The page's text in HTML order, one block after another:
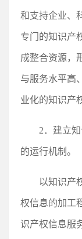
和支持企业、
专门的知识产
成整合资源，
与服务水平高
业化的知识产
2．建立
的运行机制。
以知识产
权信息的加工
识产权信息服